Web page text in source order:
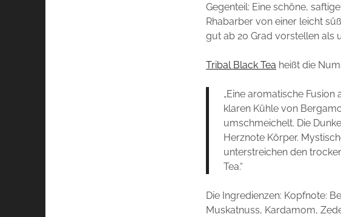
Gegenteil: Eine schöne,
Rhabarber von einer leicht
gut ab 20 Grad vorstellen als
Tribal Black Tea heißt die
„Eine aromatische
klaren Kühle von
umschmeichelt. Die
Herznote Körper.
unterstreichen den
Tea.“
Die Ingredienzen: Kopfnote:
Muskatnuss, Kardamom,